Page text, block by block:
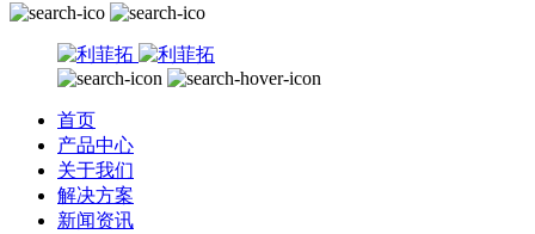
首页
产品中心
关于我们
解决方案
新闻资讯